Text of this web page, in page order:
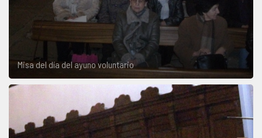
Misa del día del ayuno voluntario